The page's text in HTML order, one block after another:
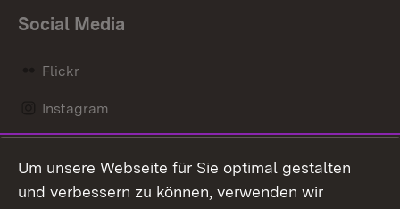
Social Media
Flickr
Instagram
Mastodon
Um unsere Webseite für Sie optimal gestalten
und verbessern zu können, verwenden wir